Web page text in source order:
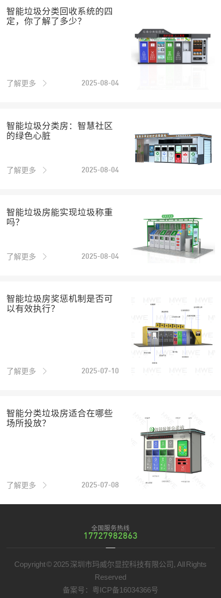
智能垃圾分类回收系统的四
定，你了解了多少？
了解更多 2025-08-04
智能垃圾分类房：智慧社区
的绿色心脏
了解更多 2025-08-04
智能垃圾房能实现垃圾称重
吗？
了解更多 2025-08-04
智能垃圾房奖惩机制是否可
以有效执行？
了解更多 2025-07-10
智能分类垃圾房适合在哪些
场所投放？
了解更多 2025-07-08
全国服务热线
17727982863
Copyright © 2025 深圳市玛威尔显控科技有限公司, All Rights
Reserved
备案号： 粤ICP备16034366号